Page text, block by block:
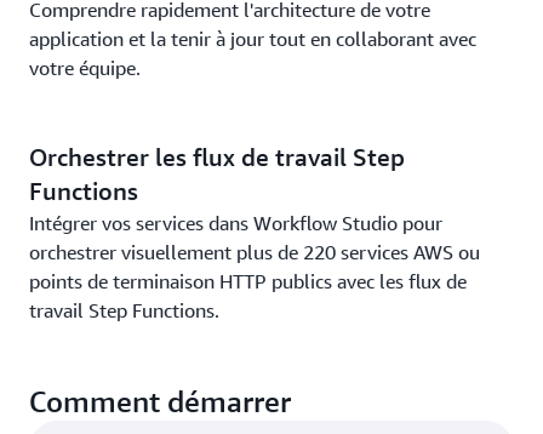
Comprendre rapidement l'architecture de votre
application et la tenir à jour tout en collaborant avec
votre équipe.
Orchestrer les flux de travail Step
Functions
Intégrer vos services dans Workflow Studio pour
orchestrer visuellement plus de 220 services AWS ou
points de terminaison HTTP publics avec les flux de
travail Step Functions.
Comment démarrer